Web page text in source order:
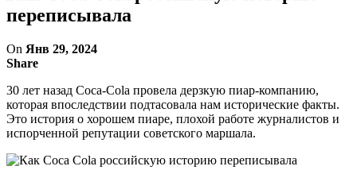
переписывала
On Янв 29, 2024
Share
30 лет назад Coca-Cola провела дерзкую пиар-компанию,
которая впоследствии подтасовала нам исторические факты.
Это история о хорошем пиаре, плохой работе журналистов и
испорченной репутации советского маршала.